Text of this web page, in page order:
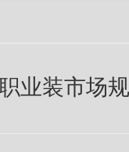
业装市场